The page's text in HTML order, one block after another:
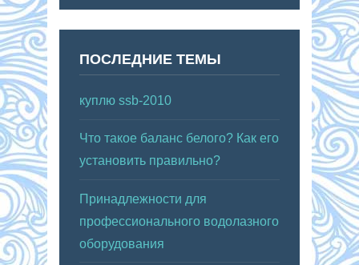
ПОСЛЕДНИЕ ТЕМЫ
куплю ssb-2010
Что такое баланс белого? Как его
установить правильно?
Принадлежности для
профессионального водолазного
оборудования